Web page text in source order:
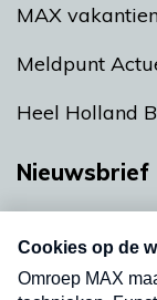
MAX
Meldpunt
Heel Holland
Nieuwsbrief
Neem hier
nieuwsbrief.
uw mailbox.